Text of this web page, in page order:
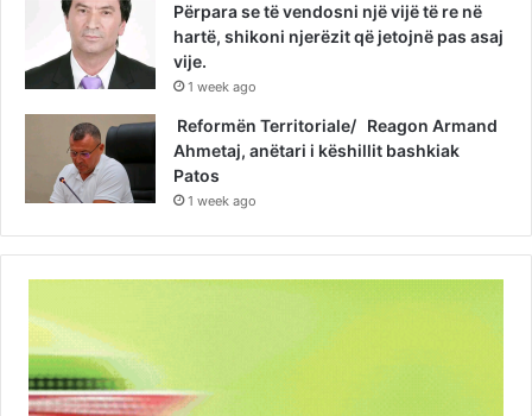
Përpara se të vendosni një vijë të re në
hartë, shikoni njerëzit që jetojnë pas asaj
vije.
1 week ago
Reformën Territoriale/ Reagon Armand
Ahmetaj, anëtari i këshillit bashkiak
Patos
1 week ago